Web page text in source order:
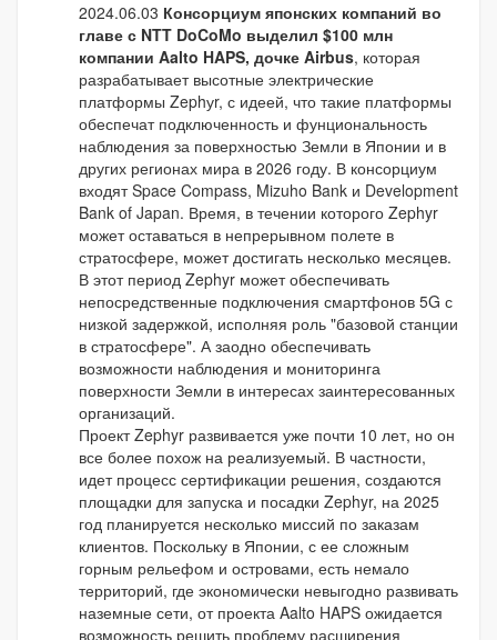
2024.06.03 Консорциум японских компаний во
главе с NTT DoCoMo выделил $100 млн
компании Aalto HAPS, дочке Airbus, которая
разрабатывает высотные электрические
платформы Zephуr, с идеей, что такие платформы
обеспечат подключенность и фунциональность
наблюдения за поверхностью Земли в Японии и в
других регионах мира в 2026 году. В консорциум
входят Space Compass, Mizuho Bank и Development
Bank of Japan. Время, в течении которого Zephyr
может оставаться в непрерывном полете в
стратосфере, может достигать несколько месяцев.
В этот период Zephyr может обеспечивать
непосредственные подключения смартфонов 5G с
низкой задержкой, исполняя роль "базовой станции
в стратосфере". А заодно обеспечивать
возможности наблюдения и мониторинга
поверхности Земли в интересах заинтересованных
организаций.
Проект Zephyr развивается уже почти 10 лет, но он
все более похож на реализуемый. В частности,
идет процесс сертификации решения, создаются
площадки для запуска и посадки Zephyr, на 2025
год планируется несколько миссий по заказам
клиентов. Поскольку в Японии, с ее сложным
горным рельефом и островами, есть немало
территорий, где экономически невыгодно развивать
наземные сети, от проекта Aalto HAPS ожидается
возможность решить проблему расширения